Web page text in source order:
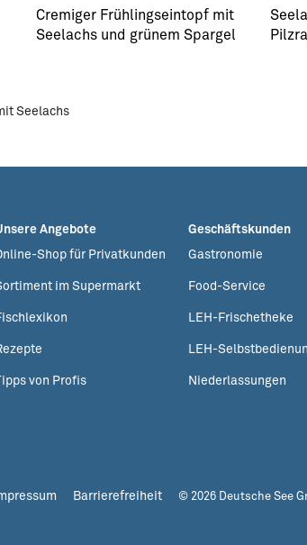
Cremiger Frühlingseintopf mit
Seelachs und grünem Spargel
Seelachs
Angebote
Shop für Privatkunden
im Supermarkt
von Profis
Geschäftskunden
Gastronomie
Food-Service
LEH-Frischetheke
LEH-
Niederlassungen
Barrierefreiheit © 2026 Deutsche See